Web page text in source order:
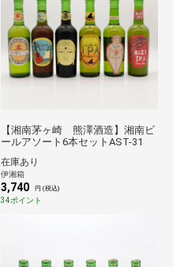
【湘南茅ヶ崎 熊澤酒造】湘南ビ
ールアソート6本セットAST-31
在庫あり
伊湘箱
3,740 円 (税込)
34ポイント